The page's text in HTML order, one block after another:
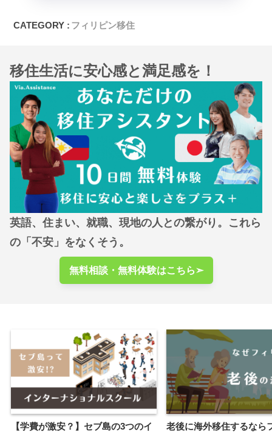
CATEGORY : フィリピン移住
移住生活に安心感と満足感を！
英語、住まい、就職、現地の人との繋がり。これら
の「不安」をなくそう。
無料相談・無料体験はこちら➣
【学費が激安？】セブ島の3つのイ
老後に海外移住するなら